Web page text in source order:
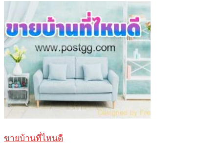
ขายบ้านที่ไหนดี